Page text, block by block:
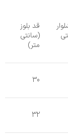
قد بلوز
(سانتی
متر)
30
32